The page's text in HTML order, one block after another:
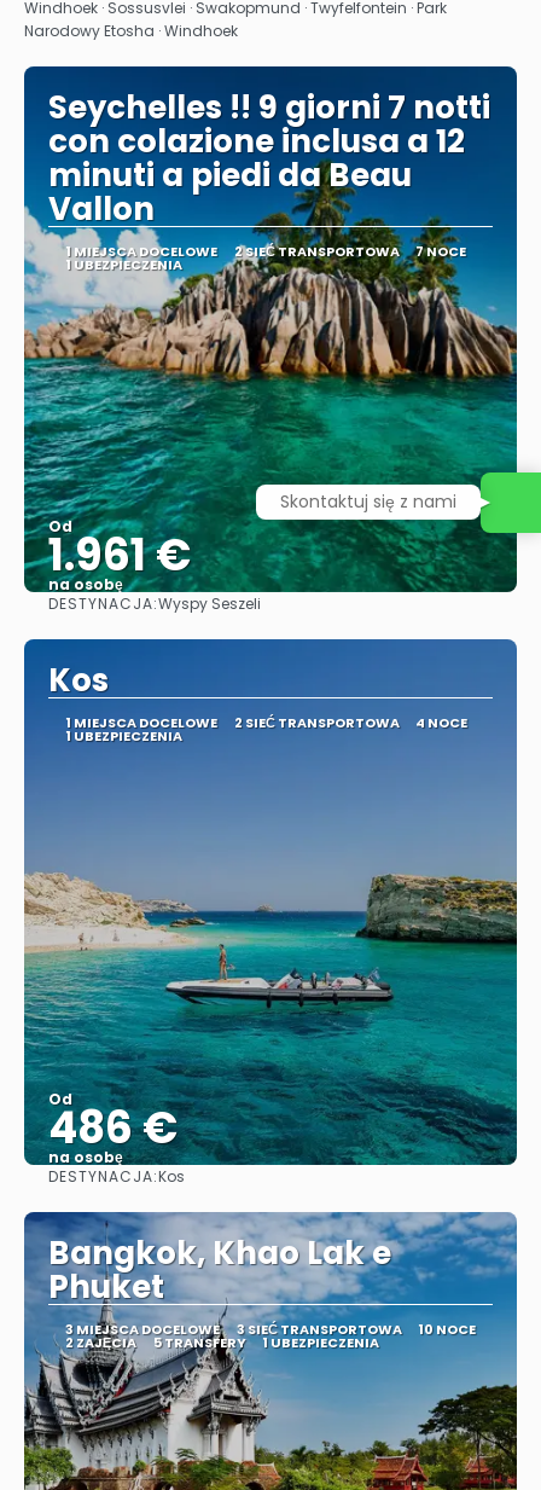
Zobacz
Windhoek · Sossusvlei · Swakopmund · Twyfelfontein · Park
Narodowy Etosha · Windhoek
Seychelles !! 9 giorni 7 notti
con colazione inclusa a 12
minuti a piedi da Beau
Vallon
1 MIEJSCA DOCELOWE 2 SIEĆ TRANSPORTOWA 7 NOCE
1 UBEZPIECZENIA
Od
1.961 €
na osobę
Zobacz
DESTYNACJA:Wyspy Seszeli
Kos
1 MIEJSCA DOCELOWE 2 SIEĆ TRANSPORTOWA 4 NOCE
1 UBEZPIECZENIA
Od
486 €
na osobę
DESTYNACJA:Kos
Bangkok, Khao Lak e
Phuket
3 MIEJSCA DOCELOWE 3 SIEĆ TRANSPORTOWA 10 NOCE
2 ZAJĘCIA 5 TRANSFERY 1 UBEZPIECZENIA
Skontaktuj się z nami